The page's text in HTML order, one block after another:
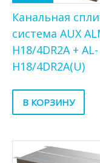
Канальная
система AUX
H18/4DR2A + AL-
H18/4DR2A(U)
В КОРЗИНУ